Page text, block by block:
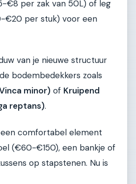
€8 per zak van 50L) of leg
€20 per stuk) voor een
van je nieuwe structuur
bodembedekkers zoals
minor) of Kruipend
reptans).
comfortabel element
(€60-€150), een bankje of
op stapstenen. Nu is